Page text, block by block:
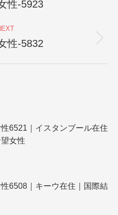
Previous
性-5923
Next
性-5832
6521｜イスタンブール在住
望女性
6508｜キーウ在住｜国際結